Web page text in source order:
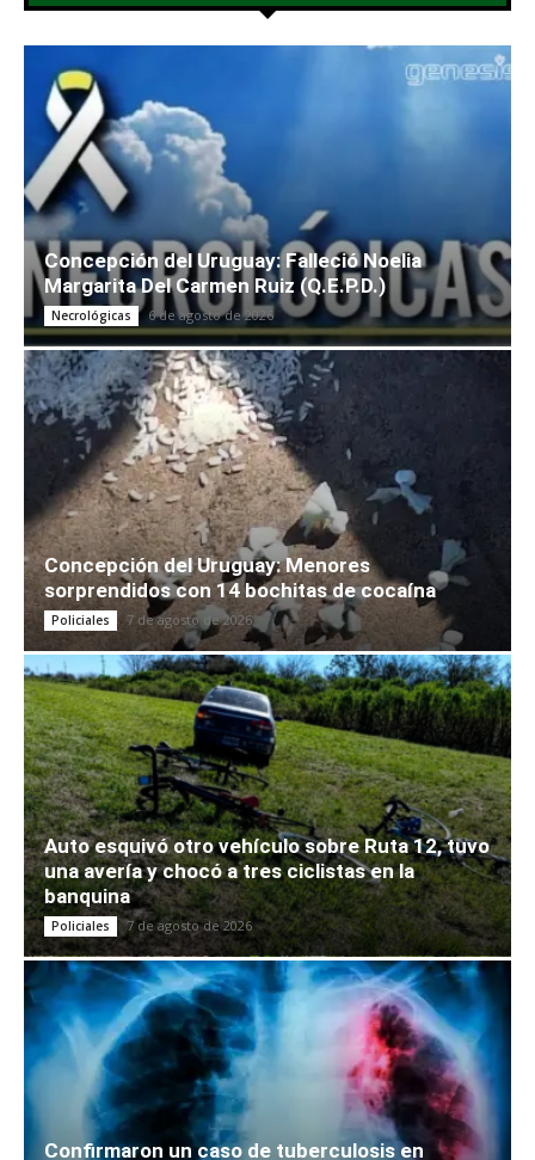
Concepción del Uruguay: Falleció Noelia
Margarita Del Carmen Ruiz (Q.E.P.D.)
Necrológicas 6 de agosto de 2026
Concepción del Uruguay: Menores
sorprendidos con 14 bochitas de cocaína
Policiales 7 de agosto de 2026
Auto esquivó otro vehículo sobre Ruta 12, tuvo
una avería y chocó a tres ciclistas en la
banquina
Policiales 7 de agosto de 2026
Confirmaron un caso de tuberculosis en